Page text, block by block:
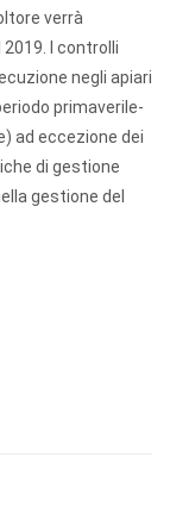
verrà
I controlli
negli apiari
primaverile-
ad eccezione dei
di gestione
gestione del